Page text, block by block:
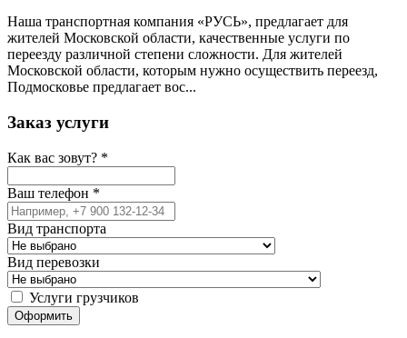
Наша транспортная компания «РУСЬ», предлагает для
жителей Московской области, качественные услуги по
переезду различной степени сложности. Для жителей
Московской области, которым нужно осуществить переезд,
Подмосковье предлагает вос...
Заказ услуги
Как вас зовут? *
Ваш телефон *
Вид транспорта
Вид перевозки
Услуги грузчиков